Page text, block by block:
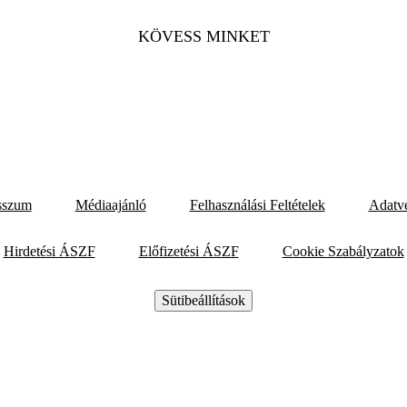
KÖVESS MINKET
Médiaajánló Felhasználási Feltételek
Hirdetési ÁSZF Előfizetési ÁSZF Cookie Szabályzatok
Sütibeállítások